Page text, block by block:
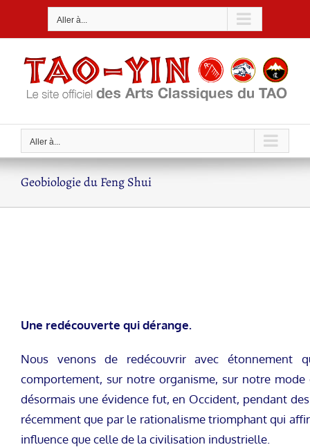
Aller à...
Aller à...
Geobiologie du Feng Shui
Une redécouverte qui dérange.
Nous venons de redécouvrir avec étonnement
comportement, sur notre organisme, sur notre
désormais une évidence fut, en Occident, pendant
récemment que par le rationalisme triomphant qui
influence que celle de la civilisation industrielle.